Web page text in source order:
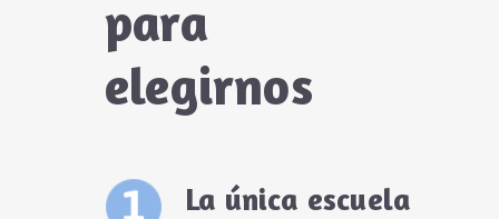
para
elegirnos
La única escuela